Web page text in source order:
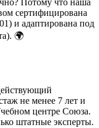
Потому что наша
сертифицирована
и адаптирована под
🌍
не менее 7 лет и
центре Союза.
штатные эксперты.